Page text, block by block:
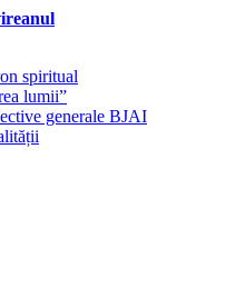
spiritual
lumii”
generale BJAI